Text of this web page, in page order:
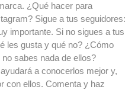
¿Qué hacer para
Sigue a tus seguidores:
importante. Si no sigues a tus
les gusta y qué no? ¿Cómo
sabes nada de ellos?
a conocerlos mejor y,
con ellos. Comenta y haz